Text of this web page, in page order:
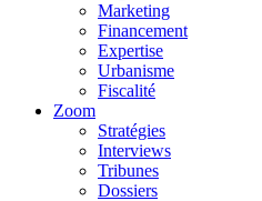
Marketing
Financement
Expertise
Urbanisme
Fiscalité
Zoom
Stratégies
Interviews
Tribunes
Dossiers